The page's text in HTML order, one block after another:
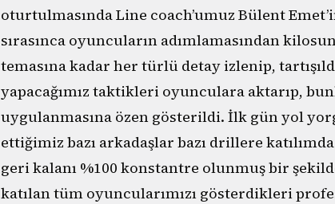
oturtulmasında Line coach’umuz Bülent
sırasınca oyuncuların adımlamasından
temasına kadar her türlü detay izlenip,
yapacağımız taktikleri oyunculara aktarıp,
uygulanmasına özen gösterildi. İlk gün yol
ettiğimiz bazı arkadaşlar bazı drillere
geri kalanı %100 konstantre olunmuş bir
katılan tüm oyuncularımızı gösterdikleri